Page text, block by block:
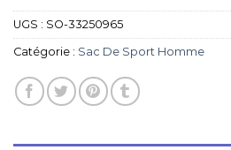
UGS : SO-33250965
Catégorie : Sac De Sport Homme